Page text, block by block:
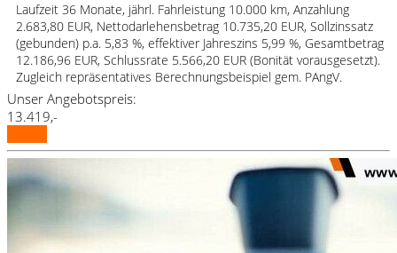
Laufzeit 36 Monate, jährl. Fahrleistung 10.000 km, Anzahlung
2.683,80 EUR, Nettodarlehensbetrag 10.735,20 EUR, Sollzinssatz
(gebunden) p.a. 5,83 %, effektiver Jahreszins 5,99 %, Gesamtbetrag
12.186,96 EUR, Schlussrate 5.566,20 EUR (Bonität vorausgesetzt).
Zugleich repräsentatives Berechnungsbeispiel gem. PAngV.
Unser Angebotspreis:
13.419,-